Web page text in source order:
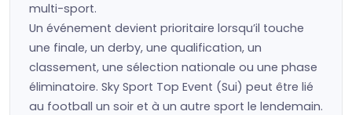
multi-sport.
Un événement devient prioritaire lorsqu’il touche
une finale, un derby, une qualification, un
classement, une sélection nationale ou une phase
éliminatoire. Sky Sport Top Event (Sui) peut être lié
au football un soir et à un autre sport le lendemain.